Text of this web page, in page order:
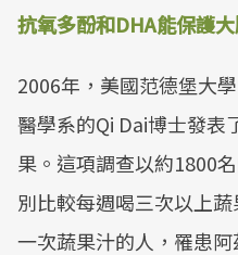
抗氧多酚和DHA能保護
2006年，美國范德堡大
醫學系的Qi Dai博士發表
果。這項調查以約1800
別比較每週喝三次以上
一次蔬果汁的人，罹患